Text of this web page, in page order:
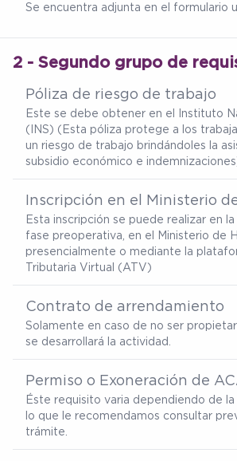
Se encuentra adjunta en el formulario
2 - Segundo grupo de
Póliza de riesgo de trabajo
Este se debe obtener en el Instituto
(INS) (Esta póliza protege a los
un riesgo de trabajo brindándoles la
subsidio económico e
Inscripción en el Ministerio
Esta inscripción se puede realizar en
fase preoperativa, en el Ministerio de
presencialmente o mediante la
Tributaria Virtual (ATV)
Contrato de arrendamiento
Solamente en caso de no ser
se desarrollará la actividad.
Permiso o Exoneración de
Éste requisito varia dependiendo de
lo que le recomendamos consultar
trámite.